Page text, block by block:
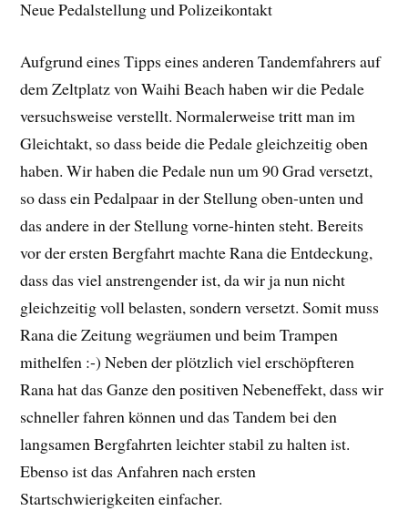
Neue Pedalstellung und Polizeikontakt
Aufgrund eines Tipps eines anderen Tandemfahrers auf
dem Zeltplatz von Waihi Beach haben wir die Pedale
versuchsweise verstellt. Normalerweise tritt man im
Gleichtakt, so dass beide die Pedale gleichzeitig oben
haben. Wir haben die Pedale nun um 90 Grad versetzt,
so dass ein Pedalpaar in der Stellung oben-unten und
das andere in der Stellung vorne-hinten steht. Bereits
vor der ersten Bergfahrt machte Rana die Entdeckung,
dass das viel anstrengender ist, da wir ja nun nicht
gleichzeitig voll belasten, sondern versetzt. Somit muss
Rana die Zeitung wegräumen und beim Trampen
mithelfen :-) Neben der plötzlich viel erschöpfteren
Rana hat das Ganze den positiven Nebeneffekt, dass wir
schneller fahren können und das Tandem bei den
langsamen Bergfahrten leichter stabil zu halten ist.
Ebenso ist das Anfahren nach ersten
Startschwierigkeiten einfacher.